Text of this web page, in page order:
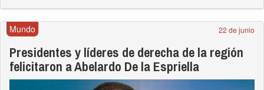
Mundo 22 de junio
Presidentes y líderes de derecha de la región
felicitaron a Abelardo De la Espriella